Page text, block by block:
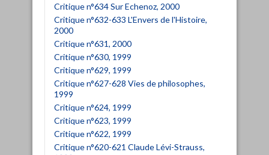
Critique n°634 Sur Echenoz, 2000
Critique n°632-633 L'Envers de l'Histoire,
2000
Critique n°631, 2000
Critique n°630, 1999
Critique n°629, 1999
Critique n°627-628 Vies de philosophes,
1999
Critique n°624, 1999
Critique n°623, 1999
Critique n°622, 1999
Critique n°620-621 Claude Lévi-Strauss,